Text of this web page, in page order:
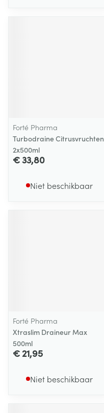
Forté Pharma
Turbodraine Citrusvruchten
2x500ml
€ 33,80
Niet beschikbaar
Forté Pharma
Xtraslim Draineur Max
500ml
€ 21,95
Niet beschikbaar